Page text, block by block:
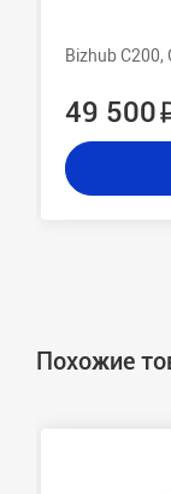
Bizhub C200,
49 500
Похожие